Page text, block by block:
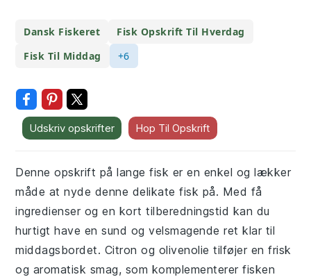
Dansk Fiskeret
Fisk Opskrift Til Hverdag
Fisk Til Middag
+6
Udskriv opskrifter Hop Til Opskrift
Denne opskrift på lange fisk er en enkel og lækker
måde at nyde denne delikate fisk på. Med få
ingredienser og en kort tilberedningstid kan du
hurtigt have en sund og velsmagende ret klar til
middagsbordet. Citron og olivenolie tilføjer en frisk
og aromatisk smag, som komplementerer fisken